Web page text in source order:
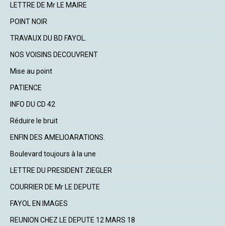
LETTRE DE Mr LE MAIRE
POINT NOIR
TRAVAUX DU BD FAYOL.
NOS VOISINS DECOUVRENT
Mise au point
PATIENCE
INFO DU CD 42
Réduire le bruit
ENFIN DES AMELIOARATIONS.
Boulevard toujours à la une
LETTRE DU PRESIDENT ZIEGLER
COURRIER DE Mr LE DEPUTE
FAYOL EN IMAGES
REUNION CHEZ LE DEPUTE 12 MARS 18